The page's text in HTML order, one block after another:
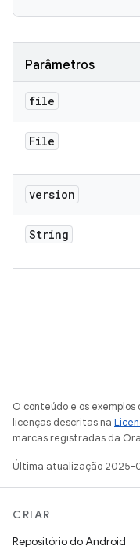
Parâmetros
file
File
version
String
O conteúdo e os
licenças descritas na
marcas registradas da
Última atualização 2025-
CRIAR
Repositório do Android